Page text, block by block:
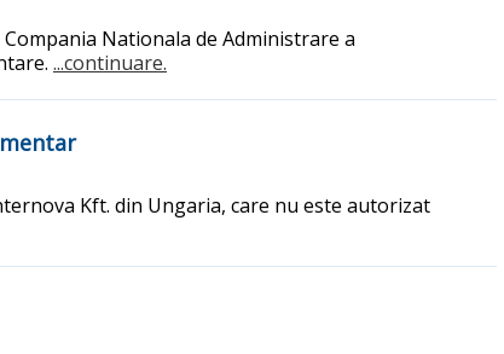
Nationala de Administrare a
...continuare.
Kft. din Ungaria, care nu este autorizat